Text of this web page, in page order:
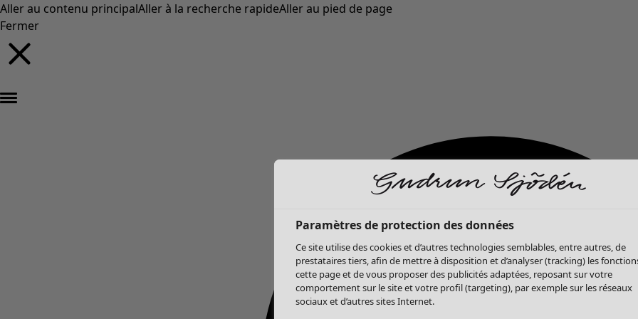
Aller au contenu principalAller à la recherche rapideAller au pied de page
Fermer
Paramètres de protection des données
Ce site utilise des cookies et d’autres technologies semblables, entre autres, de
prestataires tiers, afin de mettre à disposition et d’analyser (tracking) les
cette page et de vous proposer des publicités adaptées, reposant sur votre
comportement sur le site et votre profil (targeting), par exemple sur les réseaux
sociaux et d’autres sites Internet.